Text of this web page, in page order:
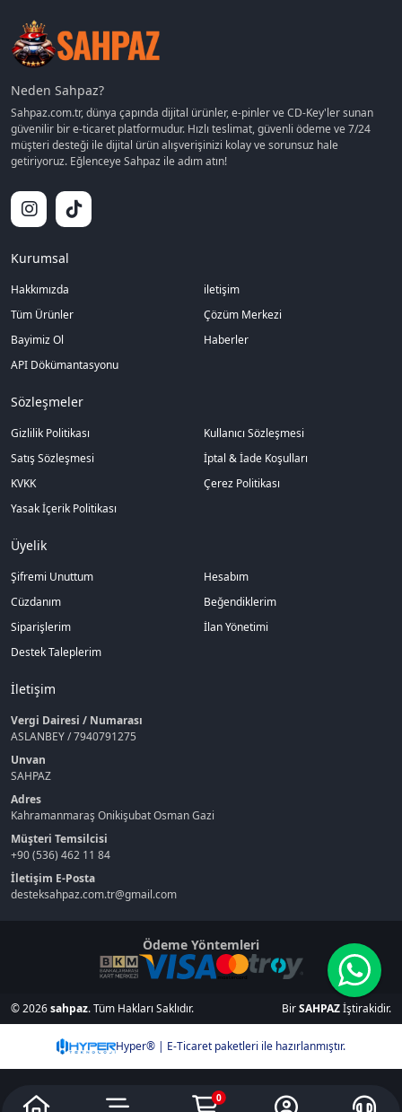
0
Neden Sahpaz?
Sahpaz.com.tr, dünya çapında dijital ürünler, e-pinler ve CD-Key'ler sunan
güvenilir bir e-ticaret platformudur. Hızlı teslimat, güvenli ödeme ve 7/24
müşteri desteği ile dijital ürün alışverişinizi kolay ve sorunsuz hale
getiriyoruz. Eğlenceye Sahpaz ile adım atın!
Kurumsal
Hakkımızda
iletişim
Tüm Ürünler
Çözüm Merkezi
Bayimiz Ol
Haberler
API Dökümantasyonu
Sözleşmeler
Gizlilik Politikası
Kullanıcı Sözleşmesi
Satış Sözleşmesi
İptal & İade Koşulları
KVKK
Çerez Politikası
Yasak İçerik Politikası
Üyelik
Şifremi Unuttum
Hesabım
Cüzdanım
Beğendiklerim
Siparişlerim
İlan Yönetimi
Destek Taleplerim
İletişim
Vergi Dairesi / Numarası
ASLANBEY / 7940791275
Unvan
SAHPAZ
Adres
Kahramanmaraş Onikişubat Osman Gazi
Müşteri Temsilcisi
+90 (536) 462 11 84
İletişim E-Posta
desteksahpaz.com.tr@gmail.com
Ödeme Yöntemleri
© 2026sahpaz. Tüm Hakları Saklıdır. BirSAHPAZİştirakidir.
Hyper® | E-Ticaret paketleri ile hazırlanmıştır.